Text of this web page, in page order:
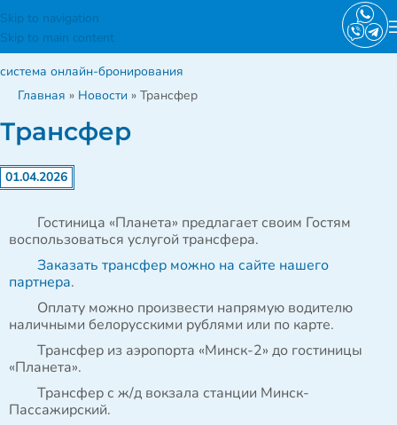
Skip to navigation
Skip to main content
система онлайн-бронирования
Главная » Новости » Трансфер
Трансфер
01.04.2026
Гостиница «Планета» предлагает своим Гостям
воспользоваться услугой трансфера.
Заказать трансфер можно на сайте нашего
партнера.
Оплату можно произвести напрямую водителю
наличными белорусскими рублями или по карте.
Трансфер из аэропорта «Минск-2» до гостиницы
«Планета».
Трансфер с ж/д вокзала станции Минск-
Пассажирский.